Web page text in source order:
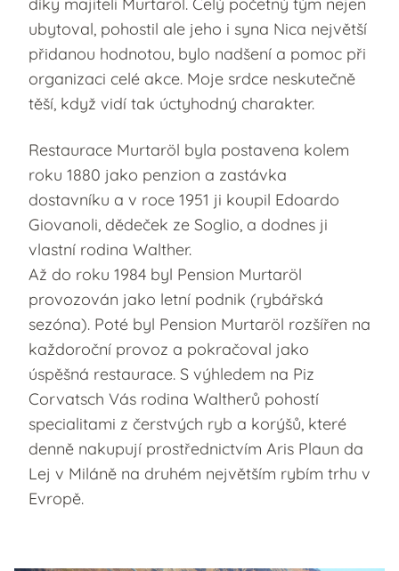
ubytoval, pohostil ale jeho i syna Nica největší
přidanou hodnotou, bylo nadšení a pomoc při
organizaci celé akce. Moje srdce neskutečně
těší, když vidí tak úctyhodný charakter.
Restaurace Murtaröl byla postavena kolem
roku 1880 jako penzion a zastávka
dostavníku a v roce 1951 ji koupil Edoardo
Giovanoli, dědeček ze Soglio, a dodnes ji
vlastní rodina Walther.
Až do roku 1984 byl Pension Murtaröl
provozován jako letní podnik (rybářská
sezóna). Poté byl Pension Murtaröl rozšířen na
každoroční provoz a pokračoval jako
úspěšná restaurace. S výhledem na Piz
Corvatsch Vás rodina Waltherů pohostí
specialitami z čerstvých ryb a korýšů, které
denně nakupují prostřednictvím Aris Plaun da
Lej v Miláně na druhém největším rybím trhu v
Evropě.